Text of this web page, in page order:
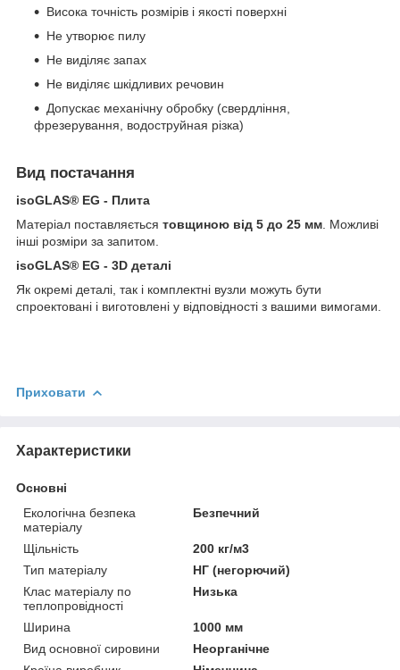
Висока точність розмірів і якості поверхні
Не утворює пилу
Не виділяє запах
Не виділяє шкідливих речовин
Допускає механічну обробку (свердління,
фрезерування, водоструйная різка)
Вид постачання
isoGLAS® EG - Плита
Матеріал поставляється товщиною від 5 до 25 мм . Можливі
інші розміри за запитом.
isoGLAS® EG - 3D деталі
Як окремі деталі, так і комплектні вузли можуть бути
спроектовані і виготовлені у відповідності з вашими вимогами.
Приховати
Характеристики
Основні
Екологічна безпека
матеріалу
Безпечний
Щільність
200 кг/м3
Тип матеріалу
НГ (негорючий)
Клас матеріалу по
теплопровідності
Низька
Ширина
1000 мм
Вид основної сировини
Неорганічне